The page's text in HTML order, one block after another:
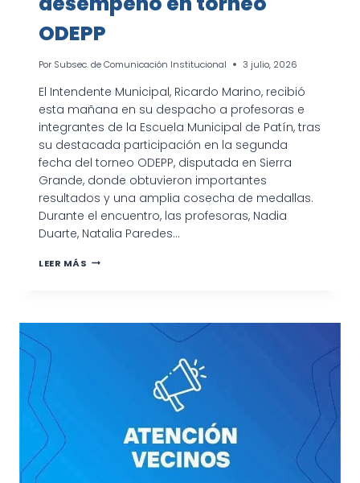
ODEPP
Por Subsec. de Comunicación Institucional 3 julio, 2026
El Intendente Municipal, Ricardo Marino, recibió
esta mañana en su despacho a profesoras e
integrantes de la Escuela Municipal de Patín, tras
su destacada participación en la segunda
fecha del torneo ODEPP, disputada en Sierra
Grande, donde obtuvieron importantes
resultados y una amplia cosecha de medallas.
Durante el encuentro, las profesoras, Nadia
Duarte, Natalia Paredes…
LEER MÁS INTENDENTE
ESCUELA
TORNEO